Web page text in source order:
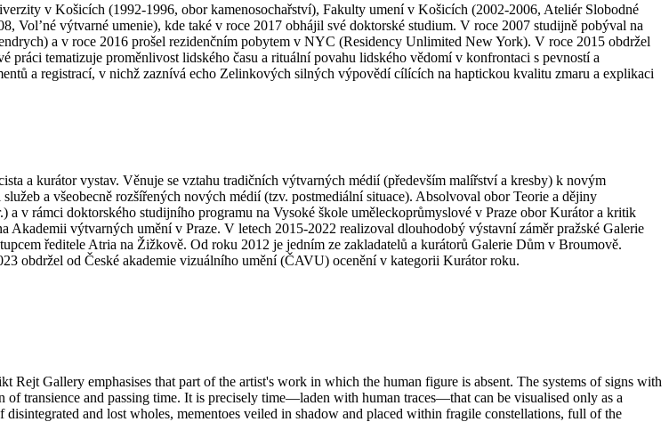
v Košicích (1992-1996, obor kamenosochařství), Fakulty umení v Košicích (2002-2006, Ateliér Slobodné
výtvarné umenie), kde také v roce 2017 obhájil své doktorské studium. V roce 2007 studijně pobýval na
a v roce 2016 prošel rezidenčním pobytem v NYC (Residency Unlimited New York). V roce 2015 obdržel
práci tematizuje proměnlivost lidského času a rituální povahu lidského vědomí v konfrontaci s pevností a
a registrací, v nichž zaznívá echo Zelinkových silných výpovědí cílících na haptickou kvalitu zmaru a explikaci
a kurátor vystav. Věnuje se vztahu tradičních výtvarných médií (především malířství a kresby) k novým
a všeobecně rozšířených nových médií (tzv. postmediální situace). Absolvoval obor Teorie a dějiny
v rámci doktorského studijního programu na Vysoké škole uměleckoprůmyslové v Praze obor Kurátor a kritik
výtvarných umění v Praze. V letech 2015-2022 realizoval dlouhodobý výstavní záměr pražské Galerie
ředitele Atria na Žižkově. Od roku 2012 je jedním ze zakladatelů a kurátorů Galerie Dům v Broumově.
obdržel od České akademie vizuálního umění (ČAVU) ocenění v kategorii Kurátor roku.
Rejt Gallery emphasises that part of the artist's work in which the human figure is absent. The systems of signs with
transience and passing time. It is precisely time—laden with human traces—that can be visualised only as a
and lost wholes, mementoes veiled in shadow and placed within fragile constellations, full of the